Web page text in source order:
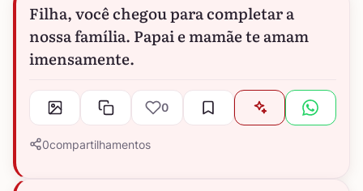
Filha, você chegou para completar a
nossa família. Papai e mamãe te amam
imensamente.
0
0compartilhamentos